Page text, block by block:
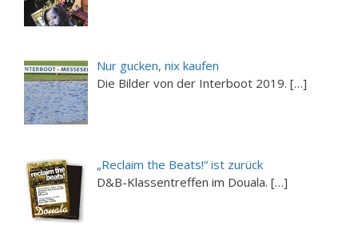
Nur gucken, nix kaufen
Die Bilder von der Interboot 2019. […]
„Reclaim the Beats!“ ist zurück
D&B-Klassentreffen im Douala. […]